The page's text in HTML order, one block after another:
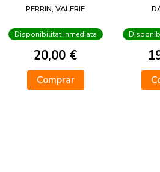
PERRIN, VALERIE
Disponibilitat inmediata
20,00 €
Comprar